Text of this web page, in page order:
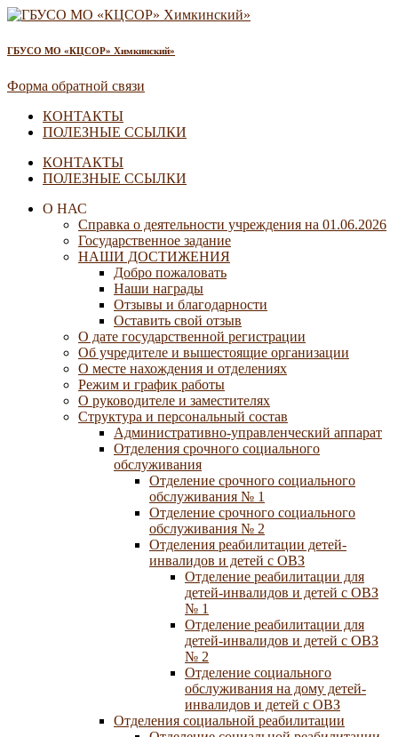
ГБУСО МО «КЦСОР» Химкинский»
Форма обратной связи
КОНТАКТЫ
ПОЛЕЗНЫЕ ССЫЛКИ
КОНТАКТЫ
ПОЛЕЗНЫЕ ССЫЛКИ
О НАС
Справка о деятельности учреждения на 01.06.2026
Государственное задание
НАШИ ДОСТИЖЕНИЯ
Добро пожаловать
Наши награды
Отзывы и благодарности
Оставить свой отзыв
О дате государственной регистрации
Об учредителе и вышестоящие организации
О месте нахождения и отделениях
Режим и график работы
О руководителе и заместителях
Структура и персональный состав
Административно-управленческий аппарат
Отделения срочного социального
обслуживания
Отделение срочного социального
обслуживания № 1
Отделение срочного социального
обслуживания № 2
Отделения реабилитации детей-
инвалидов и детей с ОВЗ
Отделение реабилитации для
детей-инвалидов и детей с ОВЗ
№ 1
Отделение реабилитации для
детей-инвалидов и детей с ОВЗ
№ 2
Отделение социального
обслуживания на дому детей-
инвалидов и детей с ОВЗ
Отделения социальной реабилитации